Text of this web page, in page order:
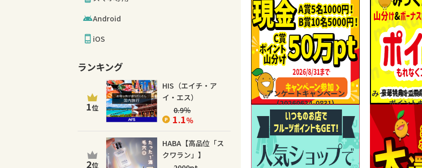
Android
iOS
ランキング
1位
HIS（エイチ・ア
イ・エス）
0.9％
1.1％
2位
HABA【高品位「ス
クワラン」】
アンケートキャンペーン
(20260624-0831)
みっくん調査
ポイント